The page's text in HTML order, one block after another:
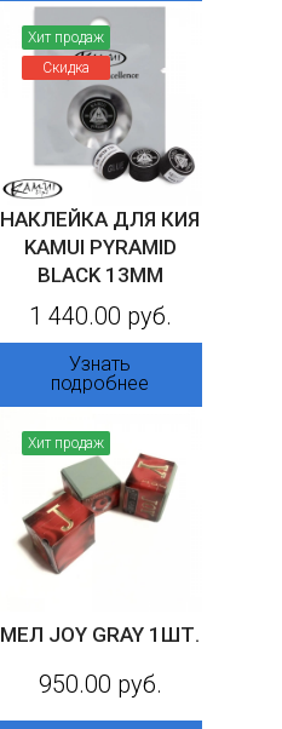
Хит продаж
Скидка
НАКЛЕЙКА ДЛЯ КИЯ
KAMUI PYRAMID
BLACK 13ММ
1 440.00 руб.
Узнать
подробнее
Хит продаж
МЕЛ JOY GRAY 1ШТ.
950.00 руб.